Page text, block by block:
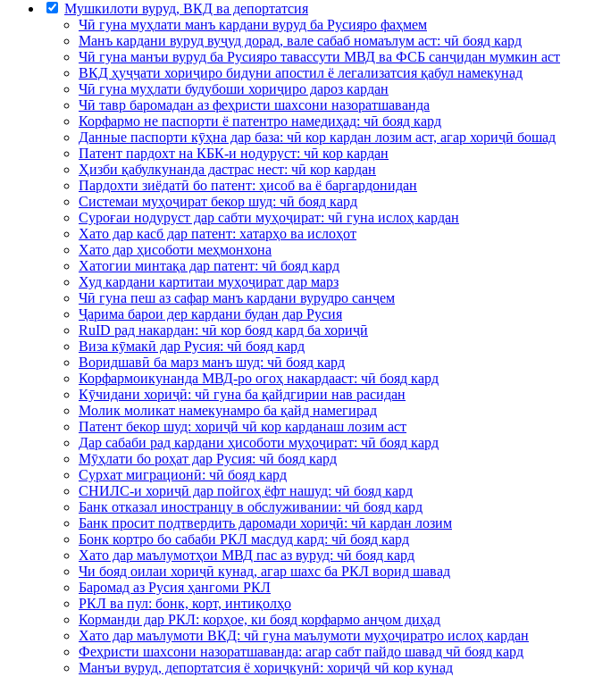
Мушкилоти вуруд, ВКД ва депортатсия
Чӣ гуна муҳлати манъ кардани вуруд ба Русияро фаҳмем
Манъ кардани вуруд вуҷуд дорад, вале сабаб номаълум аст: чӣ бояд кард
Чӣ гуна манъи вуруд ба Русияро тавассути МВД ва ФСБ санҷидан мумкин аст
ВКД ҳуҷҷати хориҷиро бидуни апостил ё легализатсия қабул намекунад
Чӣ гуна муҳлати будубоши хориҷиро дароз кардан
Чӣ тавр баромадан аз феҳристи шахсони назоратшаванда
Корфармо не паспорти ё патентро намедиҳад: чӣ бояд кард
Данные паспорти кӯҳна дар база: чӣ кор кардан лозим аст, агар хориҷӣ бошад
Патент пардохт на КБК-и нодуруст: чӣ кор кардан
Ҳизби қабулкунанда дастрас нест: чӣ кор кардан
Пардохти зиёдатӣ бо патент: ҳисоб ва ё баргардонидан
Системаи муҳоҷират бекор шуд: чӣ бояд кард
Суроғаи нодуруст дар сабти муҳоҷират: чӣ гуна ислоҳ кардан
Хато дар касб дар патент: хатарҳо ва ислоҳот
Хато дар ҳисоботи меҳмонхона
Хатогии минтақа дар патент: чӣ бояд кард
Худ кардани картитаи муҳоҷират дар марз
Чӣ гуна пеш аз сафар манъ кардани вурудро санҷем
Ҷарима барои дер кардани будан дар Русия
RuID рад накардан: чӣ кор бояд кард ба хориҷӣ
Виза кӯмакӣ дар Русия: чӣ бояд кард
Воридшавӣ ба марз манъ шуд: чӣ бояд кард
Корфармоикунанда МВД-ро огоҳ накардааст: чӣ бояд кард
Кӯчидани хориҷӣ: чӣ гуна ба қайдгирии нав расидан
Молик моликат намекунамро ба қайд намегирад
Патент бекор шуд: хориҷӣ чӣ кор карданаш лозим аст
Дар сабаби рад кардани ҳисоботи муҳоҷират: чӣ бояд кард
Мӯҳлати бо роҳат дар Русия: чӣ бояд кард
Сурхат миграционӣ: чӣ бояд кард
СНИЛС-и хориҷӣ дар пойгоҳ ёфт нашуд: чӣ бояд кард
Банк отказал иностранцу в обслуживании: чӣ бояд кард
Банк просит подтвердить даромади хориҷӣ: чӣ кардан лозим
Бонк кортро бо сабаби РКЛ масдуд кард: чӣ бояд кард
Хато дар маълумотҳои МВД пас аз вуруд: чӣ бояд кард
Чи бояд оилаи хориҷӣ кунад, агар шахс ба РКЛ ворид шавад
Баромад аз Русия ҳангоми РКЛ
РКЛ ва пул: бонк, корт, интиқолҳо
Корманди дар РКЛ: корҳое, ки бояд корфармо анҷом диҳад
Хато дар маълумоти ВКД: чӣ гуна маълумоти муҳоҷиратро ислоҳ кардан
Феҳристи шахсони назоратшаванда: агар сабт пайдо шавад чӣ бояд кард
Манъи вуруд, депортатсия ё хориҷкунӣ: хориҷӣ чӣ кор кунад